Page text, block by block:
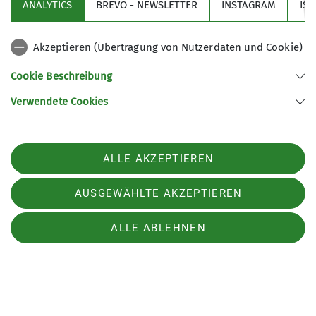
Kinder- und Jugendgruppen so erlebt haben, was
treiben und ob aktuell etwas ansteht!
Auch Ankündigungen zur Jugendvollversammlung
oder zu (offenen) Jugendfahrten könnt ihr hier
ANALYTICS BREVO - NEWSLETTER INSTAGRAM
Akzeptieren (Übertragung von Nutzerdaten und Cookie)
Cookie Beschreibung
Verwendete Cookies
ALLE AKZEPTIEREN
AUSGEWÄHLTE AKZEPTIEREN
ALLE ABLEHNEN